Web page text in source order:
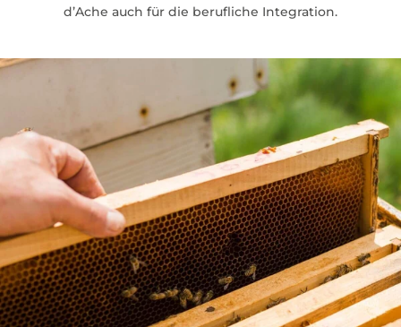
d’Ache auch für die berufliche Integration.